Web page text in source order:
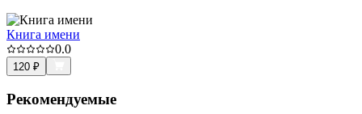
Книга имени
0.0
120 ₽
Рекомендуемые